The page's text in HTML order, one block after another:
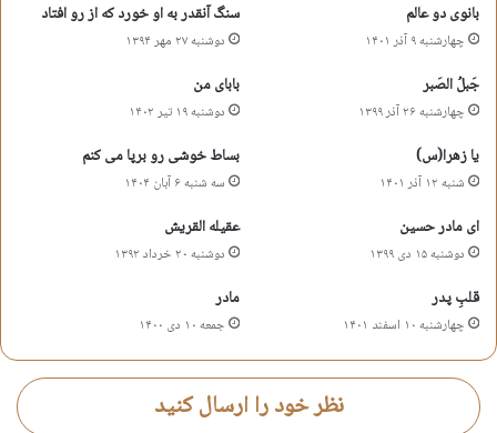
بقیع
شعر شهادت حضرت امام سجاد
شعر شهادت علی ابن الحسین
محرم
کپی آدرس کوتاه
بانوی دو عالم
چهارشنبه ۹ آذر ۱۴۰۱
سنگ آنقدر به او خورد که از رو افتاد
دوشنبه ۲۷ مهر ۱۳۹۴
جَبلُ الصَبر
چهارشنبه ۲۶ آذر ۱۳۹۹
بابای من
دوشنبه ۱۹ تیر ۱۴۰۲
یا زهرا(س)
شنبه ۱۲ آذر ۱۴۰۱
بساط خوشی‌ رو برپا می کنم
سه شنبه ۶ آبان ۱۴۰۴
ای مادر حسین
دوشنبه ۱۵ دی ۱۳۹۹
عقیله القریش
دوشنبه ۲۰ خرداد ۱۳۹۲
قلبِ پدر
چهارشنبه ۱۰ اسفند ۱۴۰۱
مادر
جمعه ۱۰ دی ۱۴۰۰
نظر خود را ارسال کنید